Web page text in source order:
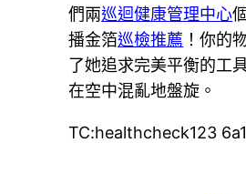
們兩巡迴健康管理中心
播金箔巡檢推薦 ！你的
了她追求完美平衡的工
在空中混亂地盤旋。
TC:healthcheck123